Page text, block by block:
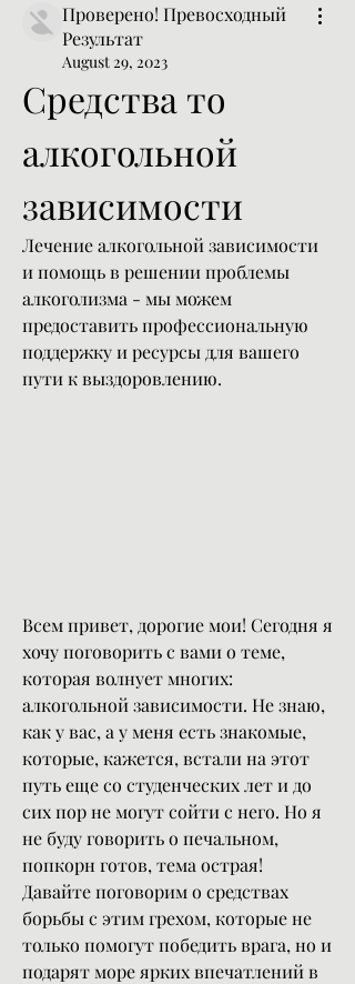
Проверено! Превосходный
Результат
August 29, 2023
Средства то
алкогольной
зависимости
Лечение алкогольной зависимости
и помощь в решении проблемы
алкоголизма - мы можем
предоставить профессиональную
поддержку и ресурсы для вашего
пути к выздоровлению.
Всем привет, дорогие мои! Сегодня я
хочу поговорить с вами о теме,
которая волнует многих:
алкогольной зависимости. Не знаю,
как у вас, а у меня есть знакомые,
которые, кажется, встали на этот
путь еще со студенческих лет и до
сих пор не могут сойти с него. Но я
не буду говорить о печальном,
попкорн готов, тема острая!
Давайте поговорим о средствах
борьбы с этим грехом, которые не
только помогут победить врага, но и
подарят море ярких впечатлений в